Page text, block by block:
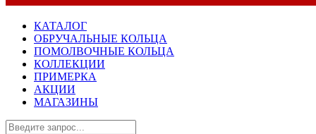
КАТАЛОГ
ОБРУЧАЛЬНЫЕ КОЛЬЦА
ПОМОЛВОЧНЫЕ КОЛЬЦА
КОЛЛЕКЦИИ
ПРИМЕРКА
АКЦИИ
МАГАЗИНЫ